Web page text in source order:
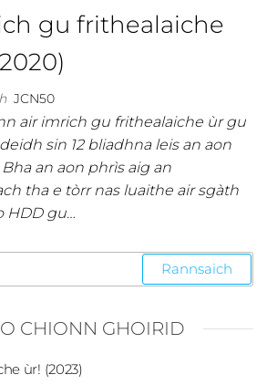
gu frithealaiche
JCN50
air imrich gu frithealaiche ùr gu
sin 12 bliadhna leis an aon
an aon phrìs aig an
tha e tòrr nas luaithe air sgàth
HDD gu…
CHIONN GHOIRID
ùr! (2023)